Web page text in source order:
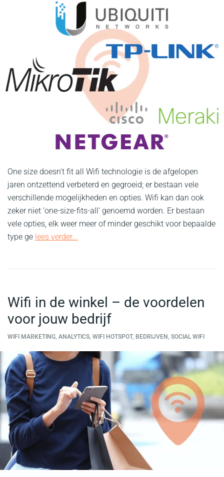
One size doesn't fit all Wifi technologie is de afgelopen
jaren ontzettend verbeterd en gegroeid; er bestaan vele
verschillende mogelijkheden en opties. Wifi kan dan ook
zeker niet ‘one-size-fits-all’ genoemd worden. Er bestaan
vele opties, elk weer meer of minder geschikt voor bepaalde
type ge lees verder...
Wifi in de winkel – de voordelen
voor jouw bedrijf
WIFI MARKETING, ANALYTICS, WIFI HOTSPOT, BEDRIJVEN, SOCIAL WIFI